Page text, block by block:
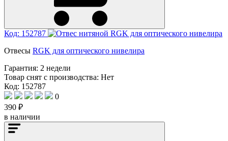
Код: 152787
Отвесы RGK для оптического нивелира
Гарантия: 2 недели
Товар снят с производства: Нет
Код: 152787
0
390 ₽
в наличии